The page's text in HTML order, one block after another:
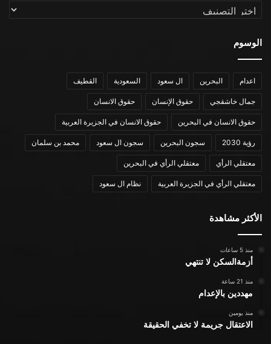
التصنيفات
الوسوم
اعدام البحرين ال سعود السعودية القطيف
جمال خاشقجي حقوق الإنسان حقوق الانسان
حقوق الانسان في البحرين حقوق الانسان في الجزيرة العربية
رؤية 2030 سجون البحرين سجون ال سعود محمد بن سلمان
معتقلي الرأي معتقلي الرأي في البحرين
معتقلي الرأي في الجزيرة العربية نظام ال سعود
الأكثر مشاهدة
منذ 5 ساعات
أزمةالسكن لا تنتهي
منذ 21 ساعة
مهددين بالإعدام
منذ يومين
الاعتقال جريمة لا تخفي الحقيقة